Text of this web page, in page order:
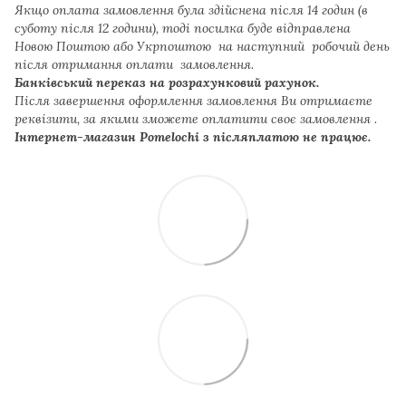
Якщо оплата замовлення була здійснена після 14 годин (в
суботу після 12 години), тоді посилка буде відправлена
Новою Поштою або Укрпоштою на наступний робочий день
після отримання оплати замовлення.
Банківський переказ на розрахунковий рахунок.
Після завершення оформлення замовлення Ви отримаєте
реквізити, за якими зможете оплатити своє замовлення .
Інтернет-магазин Pomelochi з післяплатою не працює.